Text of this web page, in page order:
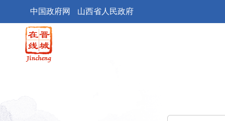
中国政府网 山西省人民政府